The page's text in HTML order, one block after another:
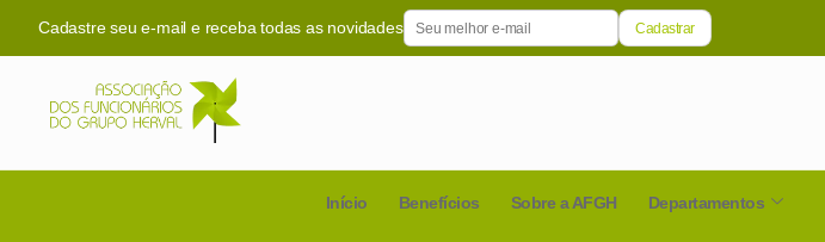
Cadastre seu e-mail e receba todas as novidades
Início Benefícios Sobre a AFGH Departamentos